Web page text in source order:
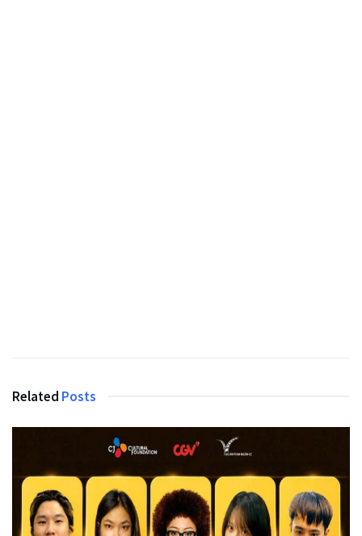
Related Posts